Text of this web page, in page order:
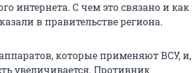
интернета. С чем это связано и как
в правительстве региона.
которые применяют ВСУ, и,
увеличивается. Противник